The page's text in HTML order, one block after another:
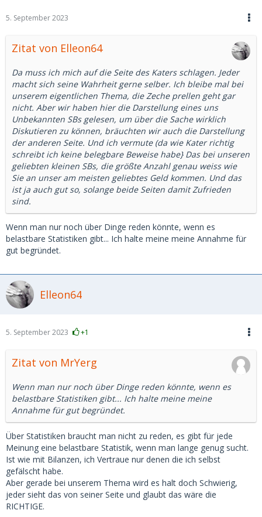
5. September 2023
Zitat von Elleon64
Da muss ich mich auf die Seite des Katers schlagen. Jeder
macht sich seine Wahrheit gerne selber. Ich bleibe mal bei
unserem eigentlichen Thema, die Zeche prellen geht gar
nicht. Aber wir haben hier die Darstellung eines uns
Unbekannten SBs gelesen, um über die Sache wirklich
Diskutieren zu können, bräuchten wir auch die Darstellung
der anderen Seite. Und ich vermute (da wie Kater richtig
schreibt ich keine belegbare Beweise habe} Das bei unseren
geliebten kleinen SBs, die größte Anzahl genau weiss wie
Sie an unser am meisten geliebtes Geld kommen. Und das
ist ja auch gut so, solange beide Seiten damit Zufrieden
sind.
Wenn man nur noch über Dinge reden könnte, wenn es
belastbare Statistiken gibt... Ich halte meine meine Annahme für
gut begründet.
Elleon64
5. September 2023 +1
Zitat von MrYerg
Wenn man nur noch über Dinge reden könnte, wenn es
belastbare Statistiken gibt... Ich halte meine meine
Annahme für gut begründet.
Über Statistiken braucht man nicht zu reden, es gibt für jede
Meinung eine belastbare Statistik, wenn man lange genug sucht.
Ist wie mit Bilanzen, ich Vertraue nur denen die ich selbst
gefälscht habe.
Aber gerade bei unserem Thema wird es halt doch Schwierig,
jeder sieht das von seiner Seite und glaubt das wäre die
RICHTIGE.